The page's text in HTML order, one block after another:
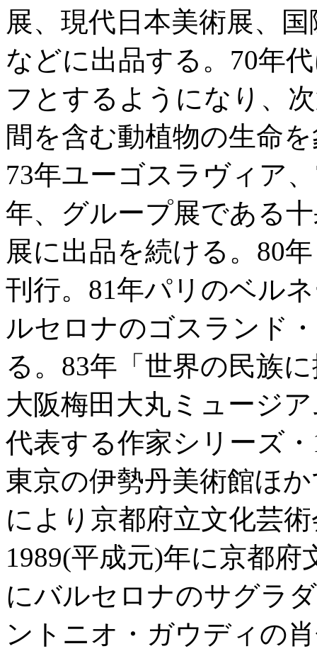
展、現代日本美術展、
などに出品する。70年
フとするようになり、
間を含む動植物の生命
73年ユーゴスラヴィア
年、グループ展である
展に出品を続ける。80
刊行。81年パリのベル
ルセロナのゴスランド
る。83年「世界の民族
大阪梅田大丸ミュージ
代表する作家シリー
東京の伊勢丹美術館ほ
により京都府立文化芸
1989(平成元)年に京都
にバルセロナのサグラ
ントニオ・ガウディの